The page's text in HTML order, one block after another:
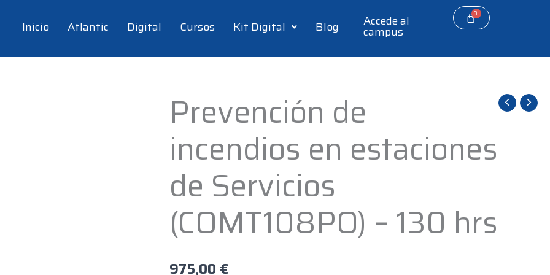
Inicio Atlantic Digital Cursos Kit Digital Blog Accede al
campus
Prevención de
incendios en estaciones
de Servicios
(COMT108PO) – 130 hrs
975,00 €
Prevención
de
incendios
de
Servicios
(COMT108PO)
-
hrs